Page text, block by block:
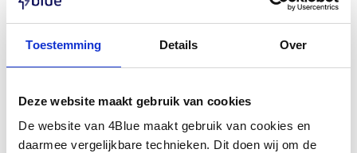
Toestemming Details Over
Deze website maakt gebruik van cookies
De website van 4Blue maakt gebruik van cookies en
daarmee vergelijkbare technieken. Dit doen wij om de
Enphase Energy